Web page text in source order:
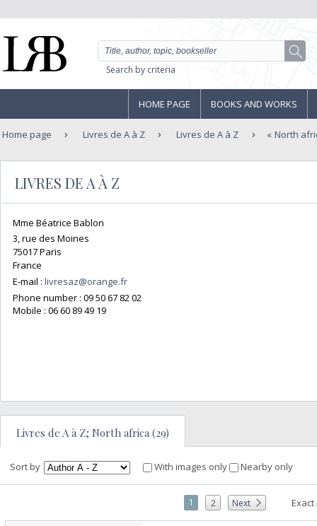
Search by criteria
HOME PAGE BOOKS AND WORKS
Home page Livres de A à Z Livres de A à Z North
LIVRES DE A À Z
Mme Béatrice Bablon
3, rue des Moines
75017 Paris
France
E-mail : livresaz@orange.fr
Phone number : 09 50 67 82 02
Mobile : 06 60 89 49 19
Livres de A à Z; North africa (29)
Sort by With images only Nearby only
1 2 Next